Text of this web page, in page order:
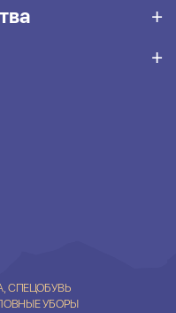
СПЕЦОБУВЬ
УБОРЫ